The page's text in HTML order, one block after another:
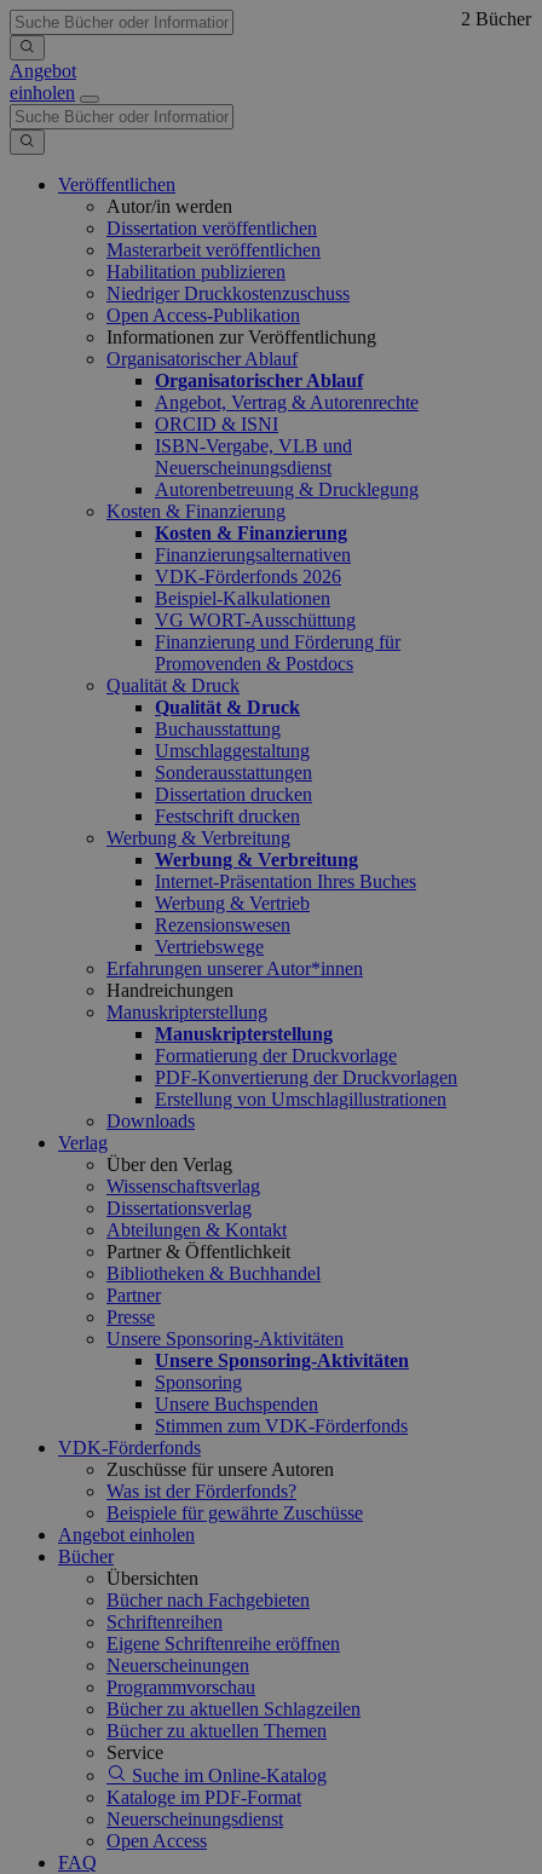
Angebot
einholen
Veröffentlichen
Autor/in werden
Dissertation veröffentlichen
Masterarbeit veröffentlichen
Habilitation publizieren
Niedriger Druckkostenzuschuss
Open Access-Publikation
Informationen zur Veröffentlichung
Organisatorischer Ablauf
Organisatorischer Ablauf
Angebot, Vertrag & Autorenrechte
ORCID & ISNI
ISBN-Vergabe, VLB und
Neuerscheinungsdienst
Autorenbetreuung & Drucklegung
Kosten & Finanzierung
Kosten & Finanzierung
Finanzierungsalternativen
VDK-Förderfonds 2026
Beispiel-Kalkulationen
VG WORT-Ausschüttung
Finanzierung und Förderung für
Promovenden & Postdocs
Qualität & Druck
Qualität & Druck
Buchausstattung
Umschlaggestaltung
Sonderausstattungen
Dissertation drucken
Festschrift drucken
Werbung & Verbreitung
Werbung & Verbreitung
Internet-Präsentation Ihres Buches
Werbung & Vertrieb
Rezensionswesen
Vertriebswege
Erfahrungen unserer Autor*innen
Handreichungen
Manuskripterstellung
Manuskripterstellung
Formatierung der Druckvorlage
PDF-Konvertierung der Druckvorlagen
Erstellung von Umschlagillustrationen
Downloads
Verlag
Über den Verlag
Wissenschaftsverlag
Dissertationsverlag
Abteilungen & Kontakt
Partner & Öffentlichkeit
Bibliotheken & Buchhandel
Partner
Presse
Unsere Sponsoring-Aktivitäten
Unsere Sponsoring-Aktivitäten
Sponsoring
Unsere Buchspenden
Stimmen zum VDK-Förderfonds
VDK-Förderfonds
Zuschüsse für unsere Autoren
Was ist der Förderfonds?
Beispiele für gewährte Zuschüsse
Angebot einholen
Bücher
Übersichten
Bücher nach Fachgebieten
Schriftenreihen
Eigene Schriftenreihe eröffnen
Neuerscheinungen
Programmvorschau
Bücher zu aktuellen Schlagzeilen
Bücher zu aktuellen Themen
Service
Suche im Online-Katalog
Kataloge im PDF-Format
Neuerscheinungsdienst
Open Access
FAQ
2 Bücher